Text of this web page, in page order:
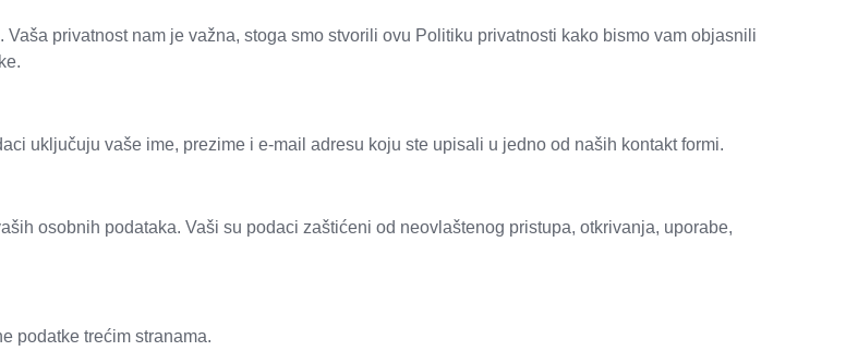
privatnost nam je važna, stoga smo stvorili ovu Politiku privatnosti kako bismo vam objasnili
uključuju vaše ime, prezime i e-mail adresu koju ste upisali u jedno od naših kontakt formi.
osobnih podataka. Vaši su podaci zaštićeni od neovlaštenog pristupa, otkrivanja, uporabe,
podatke trećim stranama.